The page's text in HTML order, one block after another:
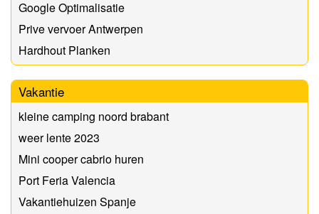
Google Optimalisatie
Prive vervoer Antwerpen
Hardhout Planken
Vakantie
kleine camping noord brabant
weer lente 2023
Mini cooper cabrio huren
Port Feria Valencia
Vakantiehuizen Spanje